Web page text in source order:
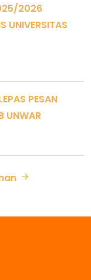
2026
UNIVERSITAS
PESAN
UNWAR